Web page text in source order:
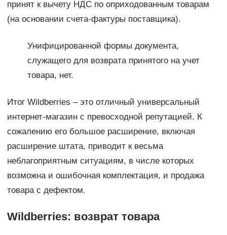
принят к вычету НДС по оприходованным товарам
(на основании счета-фактуры поставщика).
Унифицированной формы документа,
служащего для возврата принятого на учет
товара, нет.
Итог Wildberries – это отличный универсальный
интернет-магазин с превосходной репутацией. К
сожалению его большое расширение, включая
расширение штата, приводит к весьма
неблагоприятным ситуациям, в числе которых
возможна и ошибочная комплектация, и продажа
товара с дефектом.
Wildberries: возврат товара